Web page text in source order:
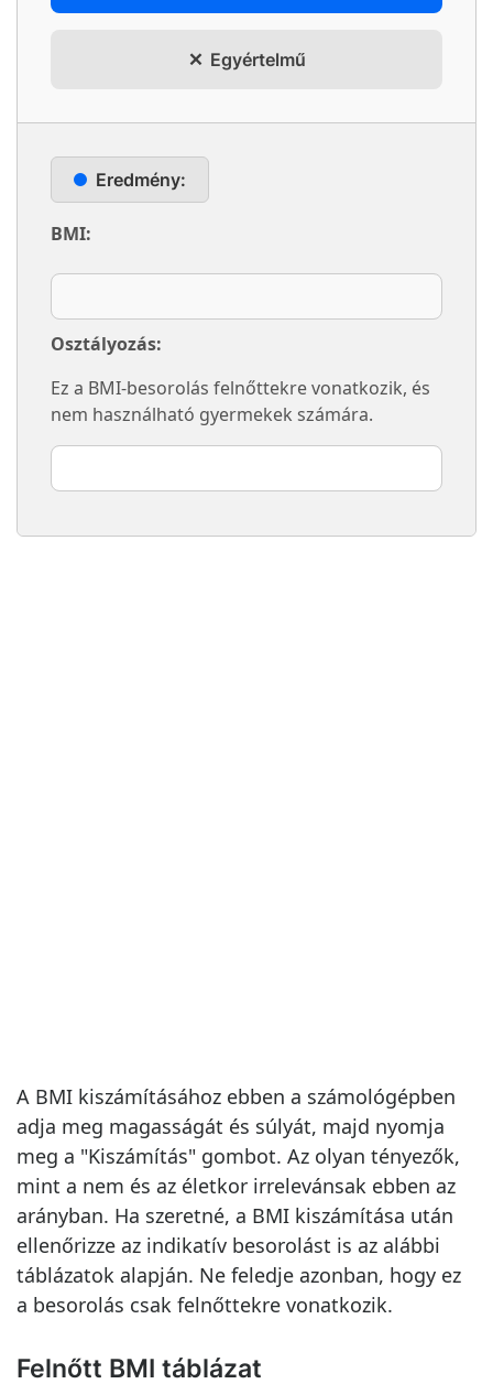
Egyértelmű
Eredmény:
BMI:
Osztályozás:
Ez a BMI-besorolás felnőttekre vonatkozik, és
nem használható gyermekek számára.
A BMI kiszámításához ebben a számológépben
adja meg magasságát és súlyát, majd nyomja
meg a "Kiszámítás" gombot. Az olyan tényezők,
mint a nem és az életkor irrelevánsak ebben az
arányban. Ha szeretné, a BMI kiszámítása után
ellenőrizze az indikatív besorolást is az alábbi
táblázatok alapján. Ne feledje azonban, hogy ez
a besorolás csak felnőttekre vonatkozik.
Felnőtt BMI táblázat